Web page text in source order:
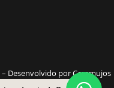
Desenvolvido por Caramujos
W